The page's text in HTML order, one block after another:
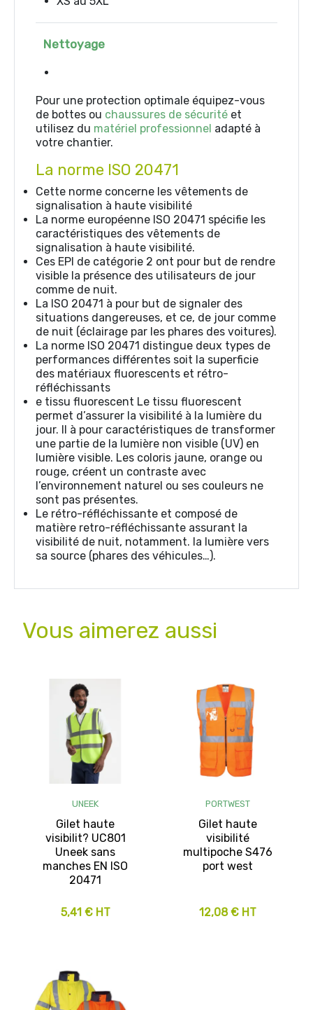
Nettoyage
Pour une protection optimale équipez-vous
de bottes ou chaussures de sécurité et
utilisez du matériel professionnel adapté à
votre chantier.
La norme ISO 20471
Cette norme concerne les vêtements de
signalisation à haute visibilité
La norme européenne ISO 20471 spécifie les
caractéristiques des vêtements de
signalisation à haute visibilité.
Ces EPI de catégorie 2 ont pour but de rendre
visible la présence des utilisateurs de jour
comme de nuit.
La ISO 20471 à pour but de signaler des
situations dangereuses, et ce, de jour comme
de nuit (éclairage par les phares des voitures).
La norme ISO 20471 distingue deux types de
performances différentes soit la superficie
des matériaux fluorescents et rétro-
réfléchissants
e tissu fluorescent Le tissu fluorescent
permet d’assurer la visibilité à la lumière du
jour. Il à pour caractéristiques de transformer
une partie de la lumière non visible (UV) en
lumière visible. Les coloris jaune, orange ou
rouge, créent un contraste avec
l’environnement naturel ou ses couleurs ne
sont pas présentes.
Le rétro-réfléchissante et composé de
matière retro-réfléchissante assurant la
visibilité de nuit, notamment. la lumière vers
sa source (phares des véhicules…).
Vous aimerez aussi
UNEEK
Gilet haute
visibilit? UC801
Uneek sans
manches EN ISO
20471
5,41 € HT
PORTWEST
Gilet haute
visibilité
multipoche S476
port west
12,08 € HT